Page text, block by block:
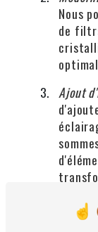
Nous
de
Ajout
: